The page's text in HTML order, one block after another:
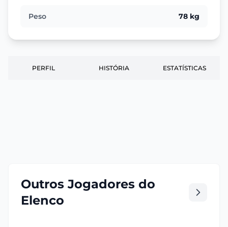
Peso 78 kg
PERFIL HISTÓRIA ESTATÍSTICAS
Outros Jogadores do
Elenco